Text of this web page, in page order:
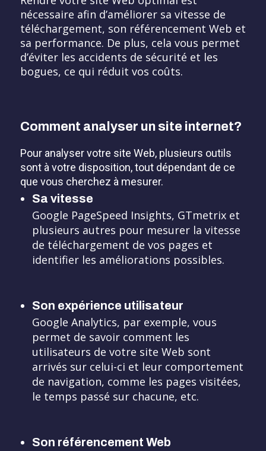
nécessaire afin d’améliorer sa vitesse de
téléchargement, son référencement Web et
sa performance. De plus, cela vous permet
d’éviter les accidents de sécurité et les
bogues, ce qui réduit vos coûts.
Comment analyser un site internet?
Pour analyser votre site Web, plusieurs outils
sont à votre disposition, tout dépendant de ce
que vous cherchez à mesurer.
Sa vitesse
Google PageSpeed Insights, GTmetrix et
plusieurs autres pour mesurer la vitesse
de téléchargement de vos pages et
identifier les améliorations possibles.
Son expérience utilisateur
Google Analytics, par exemple, vous
permet de savoir comment les
utilisateurs de votre site Web sont
arrivés sur celui-ci et leur comportement
de navigation, comme les pages visitées,
le temps passé sur chacune, etc.
Son référencement Web